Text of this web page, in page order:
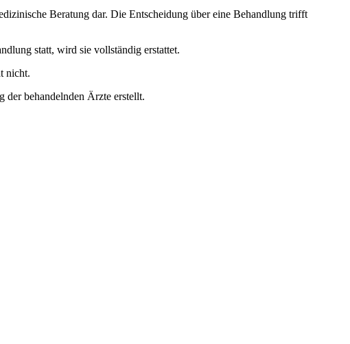
Beratung dar. Die Entscheidung über eine Behandlung trifft
statt, wird sie vollständig erstattet.
nicht.
behandelnden Ärzte erstellt.